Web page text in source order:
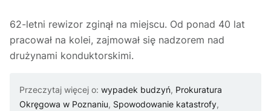
62-letni rewizor zginął na miejscu. Od ponad 40 lat
pracował na kolei, zajmował się nadzorem nad
drużynami konduktorskimi.
Przeczytaj więcej o: wypadek budzyń, Prokuratura
Okręgowa w Poznaniu, Spowodowanie katastrofy,